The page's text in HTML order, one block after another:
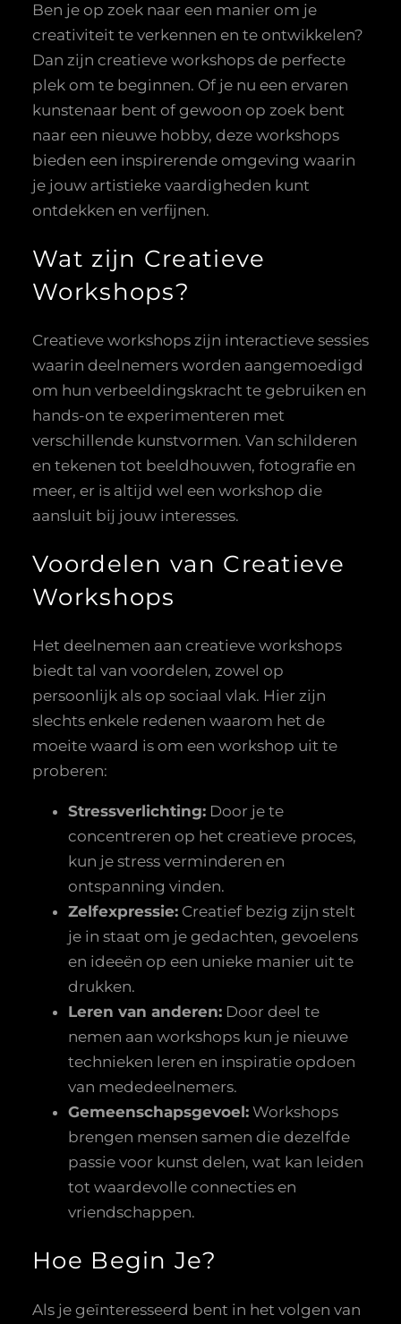
Ben je op zoek naar een manier om je
creativiteit te verkennen en te ontwikkelen?
Dan zijn creatieve workshops de perfecte
plek om te beginnen. Of je nu een ervaren
kunstenaar bent of gewoon op zoek bent
naar een nieuwe hobby, deze workshops
bieden een inspirerende omgeving waarin
je jouw artistieke vaardigheden kunt
ontdekken en verfijnen.
Wat zijn Creatieve
Workshops?
Creatieve workshops zijn interactieve sessies
waarin deelnemers worden aangemoedigd
om hun verbeeldingskracht te gebruiken en
hands-on te experimenteren met
verschillende kunstvormen. Van schilderen
en tekenen tot beeldhouwen, fotografie en
meer, er is altijd wel een workshop die
aansluit bij jouw interesses.
Voordelen van Creatieve
Workshops
Het deelnemen aan creatieve workshops
biedt tal van voordelen, zowel op
persoonlijk als op sociaal vlak. Hier zijn
slechts enkele redenen waarom het de
moeite waard is om een workshop uit te
proberen:
Stressverlichting: Door je te
concentreren op het creatieve proces,
kun je stress verminderen en
ontspanning vinden.
Zelfexpressie: Creatief bezig zijn stelt
je in staat om je gedachten, gevoelens
en ideeën op een unieke manier uit te
drukken.
Leren van anderen: Door deel te
nemen aan workshops kun je nieuwe
technieken leren en inspiratie opdoen
van mededeelnemers.
Gemeenschapsgevoel: Workshops
brengen mensen samen die dezelfde
passie voor kunst delen, wat kan leiden
tot waardevolle connecties en
vriendschappen.
Hoe Begin Je?
Als je geïnteresseerd bent in het volgen van